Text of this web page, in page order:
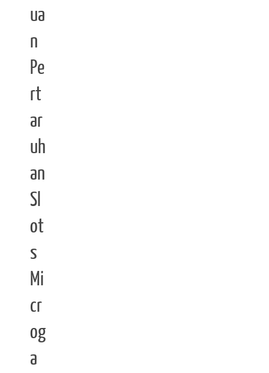
ua
n
Pe
rt
ar
uh
an
Sl
ot
s
Mi
cr
og
a